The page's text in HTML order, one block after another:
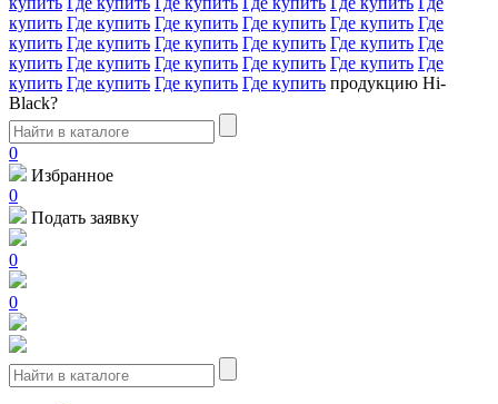
купить Где купить Где купить Где купить Где купить Где
купить Где купить Где купить Где купить Где купить Где
купить Где купить Где купить Где купить Где купить Где
купить Где купить Где купить Где купить продукцию Hi-
Black?
0
Избранное
0
Подать заявку
0
0